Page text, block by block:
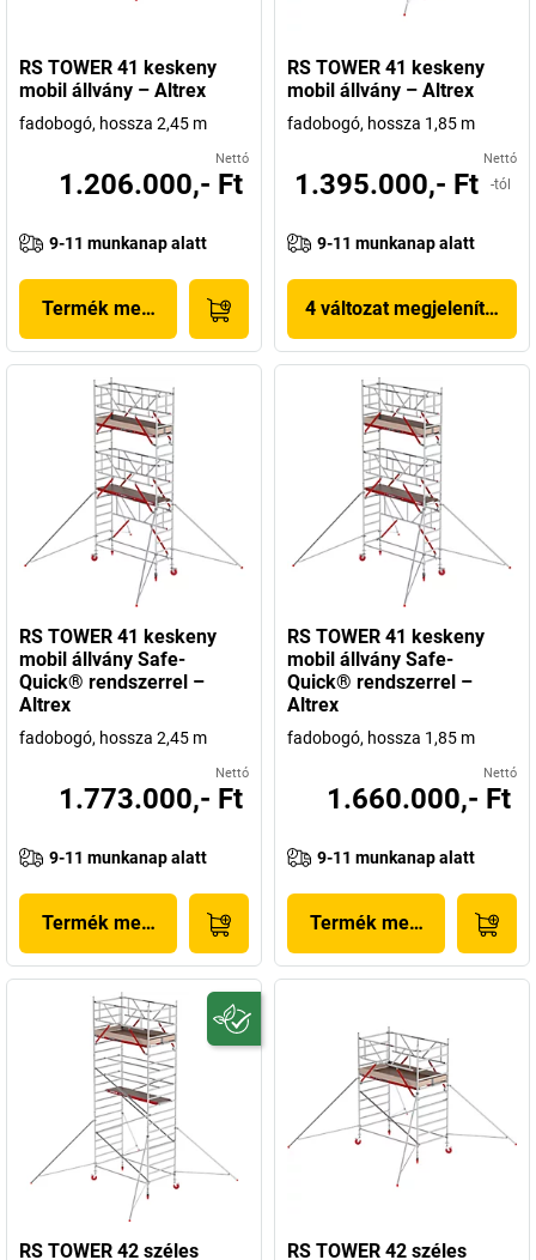
RS TOWER 41 keskeny
mobil állvány – Altrex
fadobogó, hossza 2,45 m
Nettó
1.206.000,- Ft
9-11 munkanap alatt
Termék megjelenítése
RS TOWER 41 keskeny
mobil állvány – Altrex
fadobogó, hossza 1,85 m
Nettó
1.395.000,- Ft -tól
9-11 munkanap alatt
4 változat megjelenítése
RS TOWER 41 keskeny
mobil állvány Safe-
Quick® rendszerrel –
Altrex
fadobogó, hossza 2,45 m
Nettó
1.773.000,- Ft
9-11 munkanap alatt
Termék megjelenítése
RS TOWER 41 keskeny
mobil állvány Safe-
Quick® rendszerrel –
Altrex
fadobogó, hossza 1,85 m
Nettó
1.660.000,- Ft
9-11 munkanap alatt
Termék megjelenítése
RS TOWER 42 széles RS TOWER 42 széles